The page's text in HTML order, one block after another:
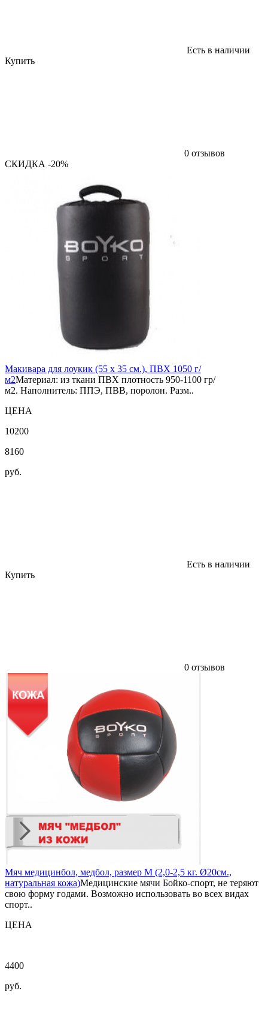
Есть в наличии
Купить
0 отзывов
СКИДКА -20%
Макивара для лоукик (55 x 35 см.), ПВХ 1050 г/
м2Материал: из ткани ПВХ плотность 950-1100 гр/
м2. Наполнитель: ППЭ, ПВВ, поролон. Разм..
ЦЕНА
10200
8160
руб.
Есть в наличии
Купить
0 отзывов
Мяч медицинбол, медбол, размер M (2,0-2,5 кг. Ø20см.,
натуральная кожа)Медицинские мячи Бойко-спорт, не теряют
свою форму годами. Возможно использовать во всех видах
спорт..
ЦЕНА
4400
руб.